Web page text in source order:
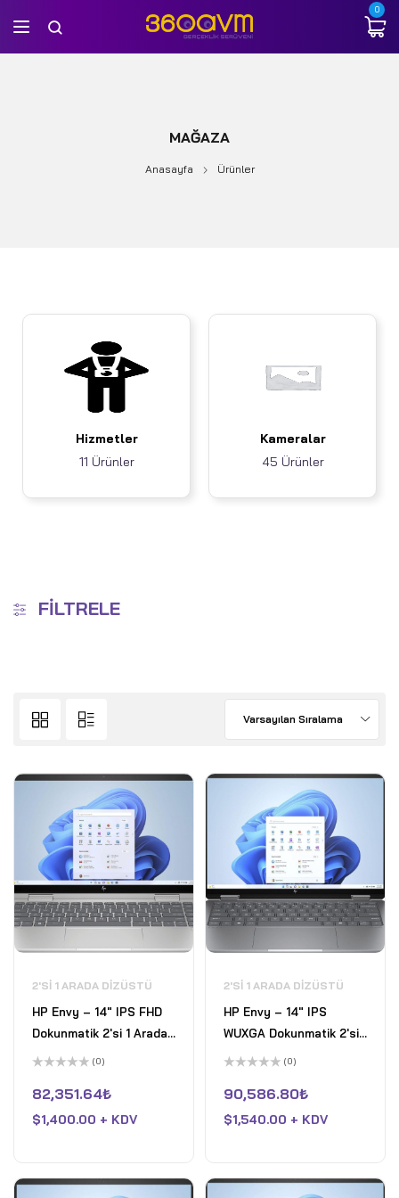
0
MAĞAZA
Anasayfa Ürünler
Hizmetler
11 Ürünler
Kameralar
45 Ürünler
FILTRELE
Varsayılan Sıralama
2'SI 1 ARADA DIZÜSTÜ
HP Envy – 14" IPS FHD
Dokunmatik 2'si 1 Arada
Laptop Intel Core 7
16GB DDR4 RAM 512GB
Pcle SSD Win 11 Home
üzerinden
0
aldı
(0)
82,351.64₺
$1,400.00 + KDV
2'SI 1 ARADA DIZÜSTÜ
HP Envy – 14" IPS
WUXGA Dokunmatik 2'si 1
Arada Laptop Intel Core
Graphics 16GB LPDDR5
RAM 1TB Pcle 4 SSD Win
üzerinden
0
aldı
(0)
90,586.80₺
$1,540.00 + KDV